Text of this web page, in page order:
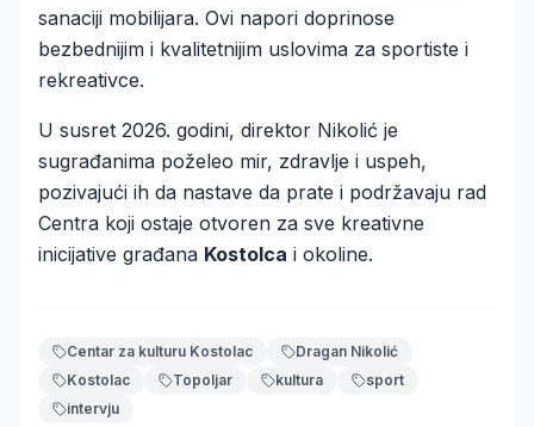
sanaciji mobilijara. Ovi napori doprinose
bezbednijim i kvalitetnijim uslovima za sportiste i
rekreativce.
U susret 2026. godini, direktor Nikolić je
sugrađanima poželeo mir, zdravlje i uspeh,
pozivajući ih da nastave da prate i podržavaju rad
Centra koji ostaje otvoren za sve kreativne
inicijative građana Kostolca i okoline.
Centar za kulturu Kostolac
Dragan Nikolić
Kostolac
Topoljar kultura
sport
intervju